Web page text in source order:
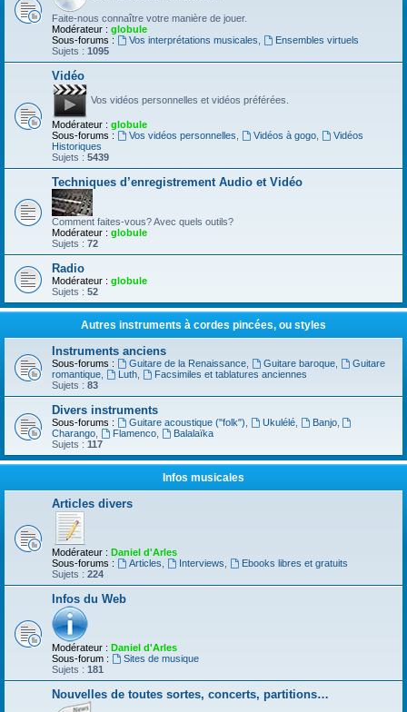
Faite-nous connaître votre manière de jouer.
Modérateur : globule
Sous-forums :
Vos interprétations musicales
Ensembles virtuels
Sujets : 1095
Vidéo
Vos vidéos personnelles et vidéos préférées.
Modérateur : globule
Sous-forums :
Vos vidéos personnelles Vidéos à gogo,
Vidéos
Historiques
Sujets : 5439
Techniques d’enregistrement Audio et Vidéo
Comment faites-vous? Avec quels outils?
Modérateur : globule
Sujets : 72
Radio
Modérateur : globule
Sujets : 52
Autres instruments à cordes pincées, ou styles
Instruments anciens
Sous-forums : Guitare de la Renaissance, Guitare baroque,
Guitare
romantique
Luth,
Facsimiles et tablatures anciennes
Sujets : 83
Divers instruments
Sous-forums : Guitare acoustique ("folk") Ukulélé, Banjo,
Charango
Flamenco,
Balalaïka
Sujets : 117
Infos musicales
Articles divers
Modérateur : Daniel d'Arles
Sous-forums :
Articles Interviews
Ebooks libres et gratuits
Sujets : 224
Infos du Web
Modérateur : Daniel d'Arles
Sous-forum :
Sites de musique
Sujets : 181
Nouvelles de toutes sortes, concerts, partitions…